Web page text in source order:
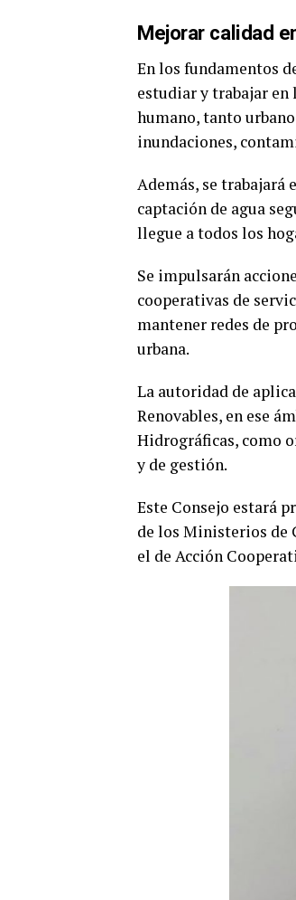
Mejorar calidad
En los fundamentos
estudiar y trabajar en
humano, tanto
inundaciones,
Además, se trabajará
captación de agua
llegue a todos los
Se impulsarán
cooperativas de
mantener redes de
urbana.
La autoridad de
Renovables, en ese
Hidrográficas, como
y de gestión.
Este Consejo estará
de los Ministerios de
el de Acción